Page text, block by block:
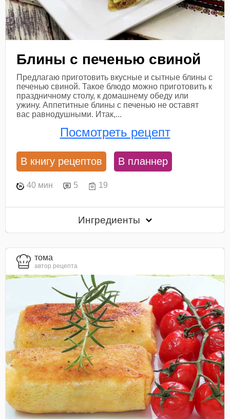
Блины с печенью свиной
Предлагаю приготовить вкусные и сытные блины с
печенью свиной. Такое блюдо можно приготовить к
праздничному столу, к домашнему обеду или
ужину. Аппетитные блины с печенью не оставят
вас равнодушными. Итак,...
Посмотреть рецепт
В книгу рецептов В планнер
40 мин 5 19
Ингредиенты
тома
автор рецепта